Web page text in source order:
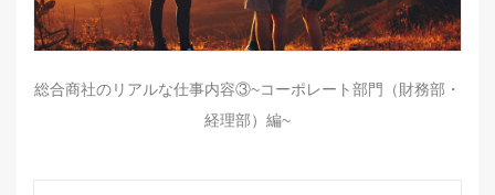
総合商社のリアルな仕事内容③~コーポレート部門（財務部・
経理部）編~